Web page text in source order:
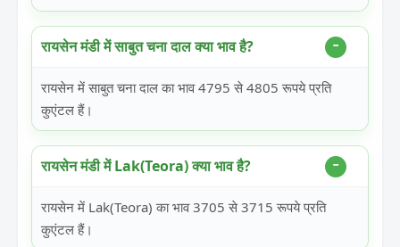
रायसेन मंडी में साबुत चना दाल क्या भाव है?
रायसेन में साबुत चना दाल का भाव 4795 से 4805 रूपये प्रति
कुएंटल हैं।
रायसेन मंडी में Lak(Teora) क्या भाव है?
रायसेन में Lak(Teora) का भाव 3705 से 3715 रूपये प्रति
कुएंटल हैं।